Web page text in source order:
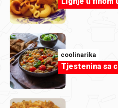
mimi555
Mokri kolač-coolinarika
Tjestenina sa